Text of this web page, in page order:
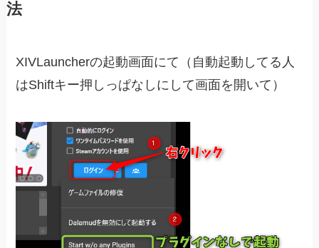
法
XIVLauncherの起動画面にて（自動起動してる人
はShiftキー押しっぱなしにして画面を開いて）